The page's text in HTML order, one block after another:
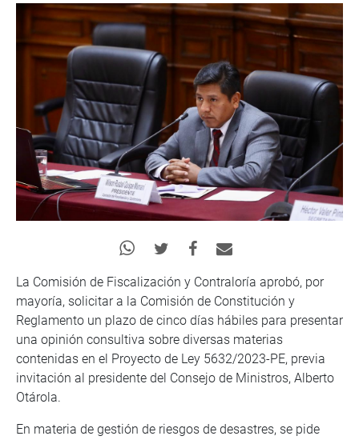
La Comisión de Fiscalización y Contraloría aprobó, por
mayoría, solicitar a la Comisión de Constitución y
Reglamento un plazo de cinco días hábiles para presentar
una opinión consultiva sobre diversas materias
contenidas en el Proyecto de Ley 5632/2023-PE, previa
invitación al presidente del Consejo de Ministros, Alberto
Otárola.
En materia de gestión de riesgos de desastres, se pide